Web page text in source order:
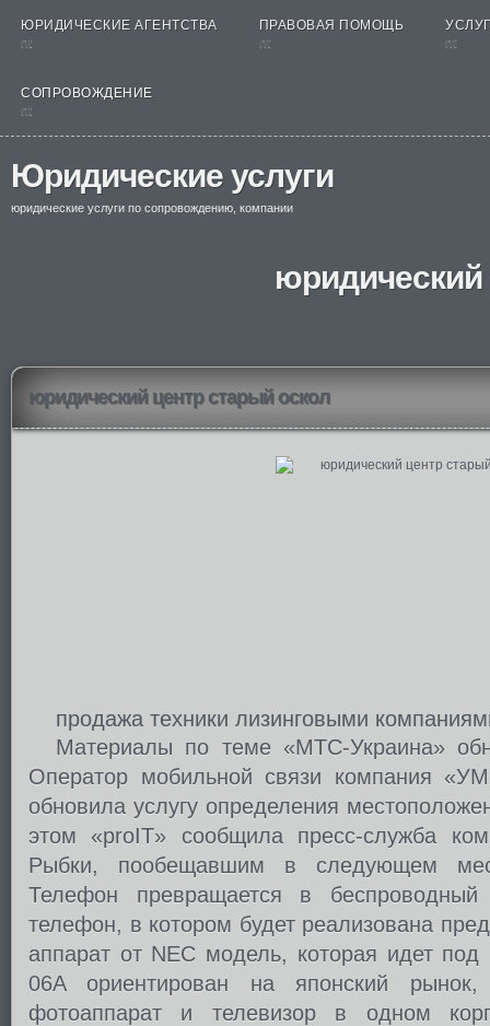
ЮРИДИЧЕСКИЕ АГЕНТСТВА
nt
ПРАВОВАЯ ПОМОЩЬ
nt
nt
СОПРОВОЖДЕНИЕ
nt
Юридические услуги
юридические услуги по сопровождению, компании
юридический
юридический центр старый оскол
продажа техники лизинговыми
Материалы по теме «МТС-Украина»
Оператор мобильной связи компания
обновила услугу определения
этом «proIT» сообщила пресс-служба
Рыбки, пообещавшим в следующем
Телефон превращается в
телефон, в котором будет реализована
аппарат от NEC модель, которая идет
06A ориентирован на японский
фотоаппарат и телевизор в одном